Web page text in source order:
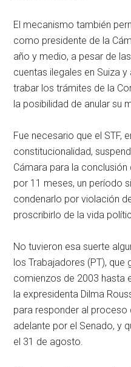
El mecanismo también
como presidente de la
año y medio, a pesar de
cuentas ilegales en Suiza
trabar los trámites de la
la posibilidad de anular su
Fue necesario que el STF,
constitucionalidad,
Cámara para la
por 11 meses, un período
condenarlo por violación
proscribirlo de la vida
No tuvieron esa suerte
los Trabajadores (PT), que
comienzos de 2003 hasta
la expresidenta Dilma
para responder al proceso
adelante por el Senado, y
el 31 de agosto.